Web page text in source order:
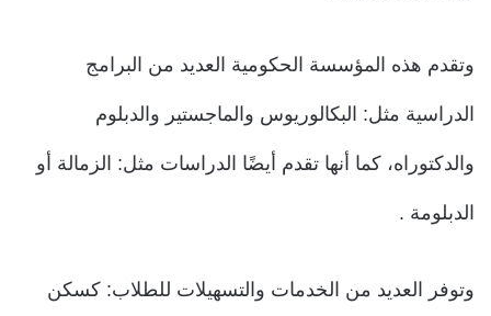
وتقدم هذه المؤسسة الحكومية العديد من البرامج
الدراسية مثل: البكالوريوس والماجستير والدبلوم
والدكتوراه، كما أنها تقدم أيضًا الدراسات مثل: الزمالة أو
الدبلومة .
وتوفر العديد من الخدمات والتسهيلات للطلاب: كسكن